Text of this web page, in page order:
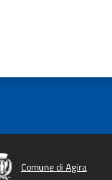
Comune di Agira